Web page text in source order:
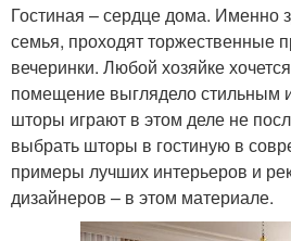
Гостиная – сердце дома. Именно
семья, проходят торжественные
вечеринки. Любой хозяйке
помещение выглядело стильным
шторы играют в этом деле не
выбрать шторы в гостиную в
примеры лучших интерьеров и
дизайнеров – в этом материале.